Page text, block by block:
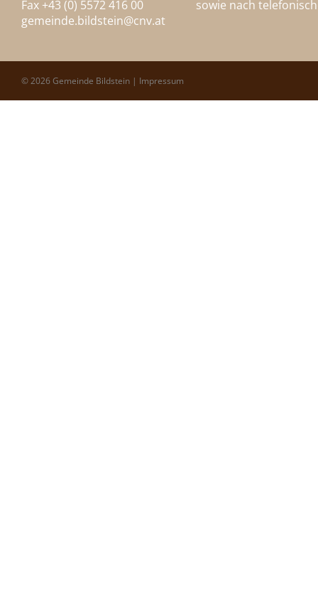
Fax +43 (0) 5572 416 00
gemeinde.bildstein@cnv.at
sowie nach
© 2026 Gemeinde Bildstein | Impressum